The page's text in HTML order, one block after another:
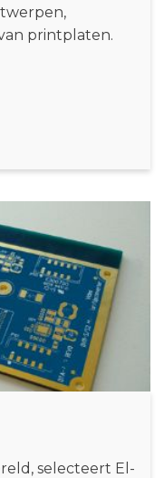
printplaten.
selecteert El-